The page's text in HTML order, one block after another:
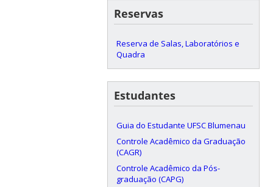
Reservas
Reserva de Salas, Laboratórios e
Quadra
Estudantes
Guia do Estudante UFSC Blumenau
Controle Acadêmico da Graduação
(CAGR)
Controle Acadêmico da Pós-
graduação (CAPG)